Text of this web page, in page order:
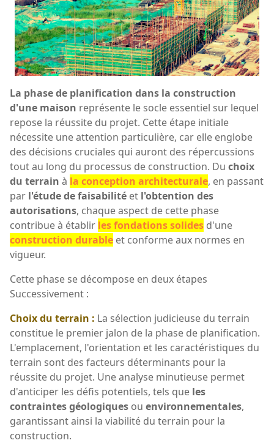
La phase de planification dans la construction
d'une maison représente le socle essentiel sur lequel
repose la réussite du projet. Cette étape initiale
nécessite une attention particulière, car elle englobe
des décisions cruciales qui auront des répercussions
tout au long du processus de construction. Du choix
du terrain à la conception architecturale, en passant
par l'étude de faisabilité et l'obtention des
autorisations, chaque aspect de cette phase
contribue à établir les fondations solides d'une
construction durable et conforme aux normes en
vigueur.
Cette phase se décompose en deux étapes
Successivement :
Choix du terrain : La sélection judicieuse du terrain
constitue le premier jalon de la phase de planification.
L'emplacement, l'orientation et les caractéristiques du
terrain sont des facteurs déterminants pour la
réussite du projet. Une analyse minutieuse permet
d'anticiper les défis potentiels, tels que les
contraintes géologiques ou environnementales,
garantissant ainsi la viabilité du terrain pour la
construction.